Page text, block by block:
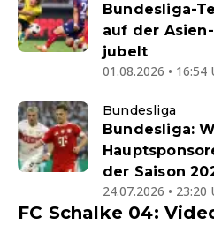
Bundesliga-
auf der
jubelt
01.08.2026 • 16:54
Bundesliga
Bundesliga:
der Saison
24.07.2026 • 23:20
FC Schalke 04: